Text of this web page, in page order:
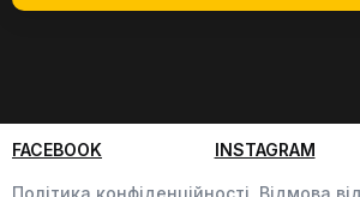
FACEBOOK INSTAGRAM
Політика конфіденційності, Відмова